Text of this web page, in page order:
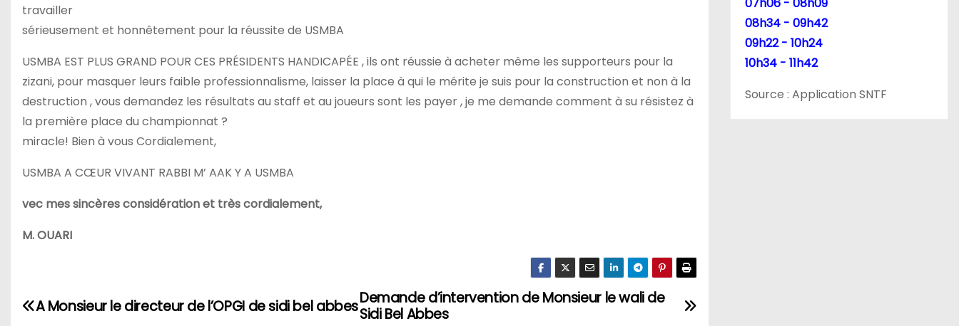
travailler
sérieusement et honnêtement pour la réussite de USMBA
USMBA EST PLUS GRAND POUR CES PRÉSIDENTS HANDICAPÉE , ils ont réussie à acheter même les supporteurs pour la
zizani, pour masquer leurs faible professionnalisme, laisser la place à qui le mérite je suis pour la construction et non à la
destruction , vous demandez les résultats au staff et au joueurs sont les payer , je me demande comment à su résistez à
la première place du championnat ?
miracle! Bien à vous Cordialement,
USMBA A CŒUR VIVANT RABBI M’ AAK Y A USMBA
vec mes sincères considération et très cordialement,
M. OUARI
N
Demande d’intervention de Monsieur le wali de
Sidi Bel Abbes
A Monsieur le directeur de l’OPGI de sidi bel abbes
08h34 - 09h42
09h22 - 10h24
10h34 - 11h42
Source : Application SNTF